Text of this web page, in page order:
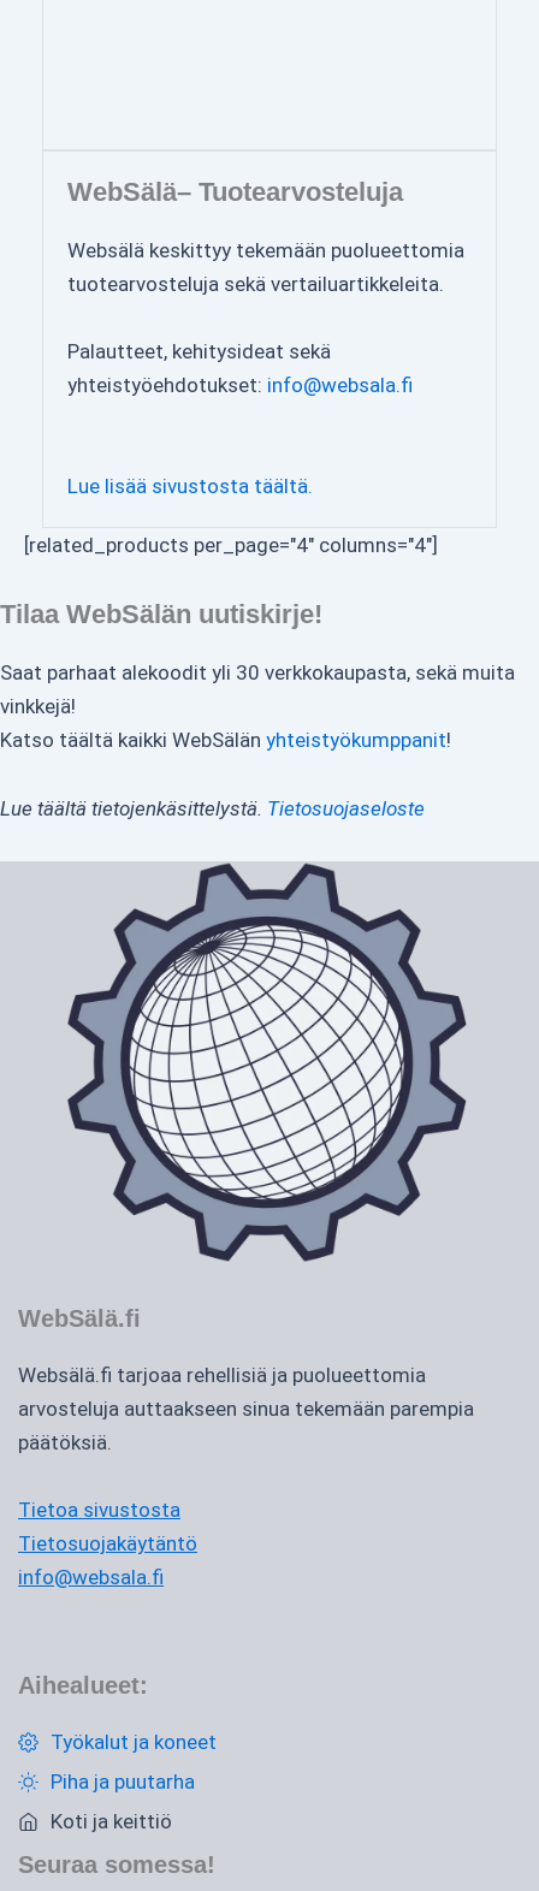
WebSälä– Tuotearvosteluja
Websälä keskittyy tekemään puolueettomia
tuotearvosteluja sekä vertailuartikkeleita.
Palautteet, kehitysideat sekä
yhteistyöehdotukset: info@websala.fi
Lue lisää sivustosta täältä.
[related_products per_page="4" columns="4"]
Tilaa WebSälän uutiskirje!
Saat parhaat alekoodit yli 30 verkkokaupasta, sekä muita
vinkkejä!
Katso täältä kaikki WebSälän yhteistyökumppanit!
Lue täältä tietojenkäsittelystä. Tietosuojaseloste
WebSälä.fi
Websälä.fi tarjoaa rehellisiä ja puolueettomia
arvosteluja auttaakseen sinua tekemään parempia
päätöksiä.
Tietoa sivustosta
Tietosuojakäytäntö
info@websala.fi
Aihealueet:
Työkalut ja koneet
Piha ja puutarha
Koti ja keittiö
Seuraa somessa!